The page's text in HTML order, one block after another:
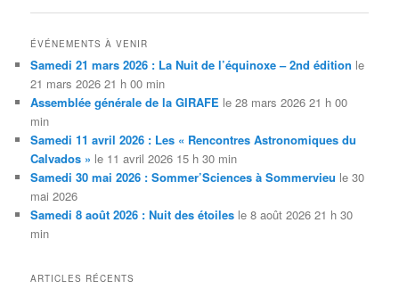
ÉVÉNEMENTS À VENIR
Samedi 21 mars 2026 : La Nuit de l’équinoxe – 2nd édition le
21 mars 2026 21 h 00 min
Assemblée générale de la GIRAFE le 28 mars 2026 21 h 00
min
Samedi 11 avril 2026 : Les « Rencontres Astronomiques du
Calvados » le 11 avril 2026 15 h 30 min
Samedi 30 mai 2026 : Sommer’Sciences à Sommervieu le 30
mai 2026
Samedi 8 août 2026 : Nuit des étoiles le 8 août 2026 21 h 30
min
ARTICLES RÉCENTS